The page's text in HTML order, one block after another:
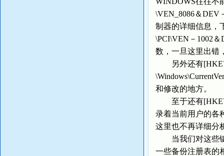
\VEN_8086＆DEV
制器的详细信息，
\PCI\VEN－1002
数，一旦这里出错
另外还有[HKEY
和修改的地方。
至于还有[HKEY
录着当前用户的各
这里也不再详细分
当我们对这些键
一些备份注册表的